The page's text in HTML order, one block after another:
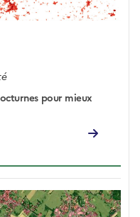
pour mieux